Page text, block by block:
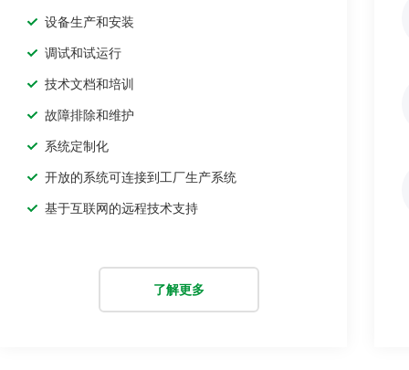
设备生产和安装
调试和试运行
技术文档和培训
故障排除和维护
系统定制化
开放的系统可连接到工厂生产系统
基于互联网的远程技术支持
了解更多